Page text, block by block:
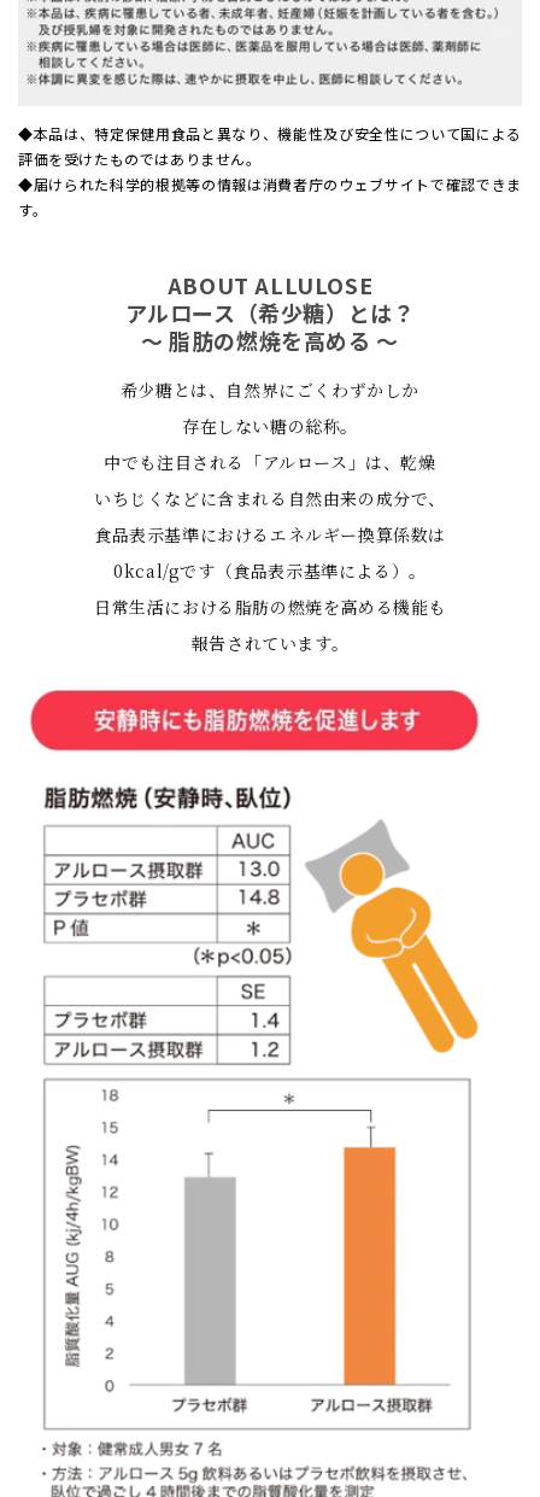
◆本品は、特定保健用食品と異なり、機能性及び安全性について国による
評価を受けたものではありません。
◆届けられた科学的根拠等の情報は消費者庁のウェブサイトで確認できま
す。
ABOUT ALLULOSE
アルロース（希少糖）とは？
～ 脂肪の燃焼を高める ～
希少糖とは、自然界にごくわずかしか
存在しない糖の総称。
中でも注目される「アルロース」は、乾燥
いちじくなどに含まれる自然由来の成分で、
食品表示基準におけるエネルギー換算係数は
0kcal/gです（食品表示基準による）。
日常生活における脂肪の燃焼を高める機能も
報告されています。